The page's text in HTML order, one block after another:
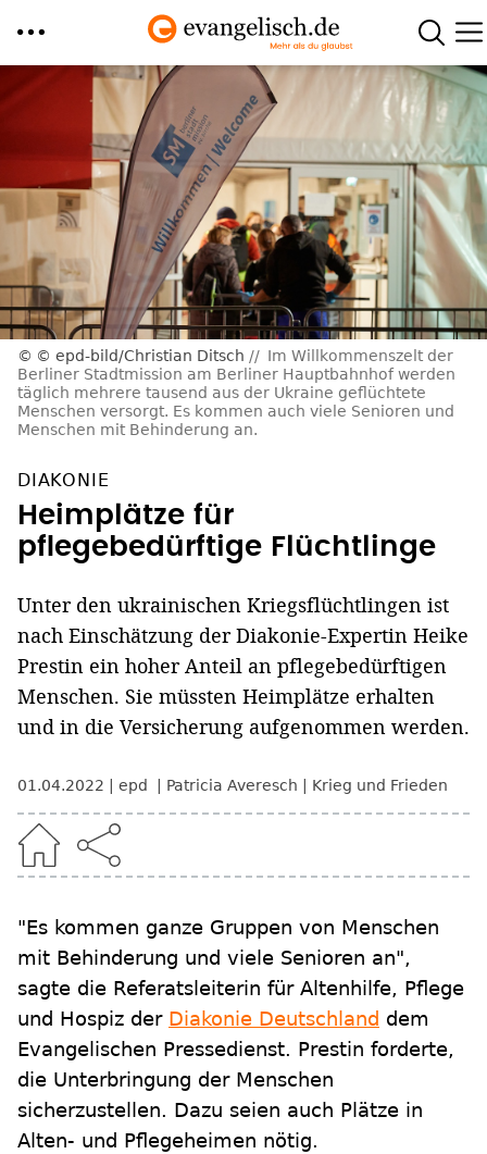
Direkt
© epd-bild/Christian Ditsch
Im Willkommenszelt der
Berliner Stadtmission am Berliner Hauptbahnhof werden
täglich mehrere tausend aus der Ukraine geflüchtete
Menschen versorgt. Es kommen auch viele Senioren und
Menschen mit Behinderung an.
DIAKONIE
Heimplätze für
pflegebedürftige Flüchtlinge
Unter den ukrainischen Kriegsflüchtlingen ist
nach Einschätzung der Diakonie-Expertin Heike
Prestin ein hoher Anteil an pflegebedürftigen
Menschen. Sie müssten Heimplätze erhalten
und in die Versicherung aufgenommen werden.
01.04.2022 epd Patricia Averesch Krieg und Frieden
"Es kommen ganze Gruppen von Menschen
mit Behinderung und viele Senioren an",
sagte die Referatsleiterin für Altenhilfe, Pflege
und Hospiz der Diakonie Deutschland dem
Evangelischen Pressedienst. Prestin forderte,
die Unterbringung der Menschen
sicherzustellen. Dazu seien auch Plätze in
Alten- und Pflegeheimen nötig.